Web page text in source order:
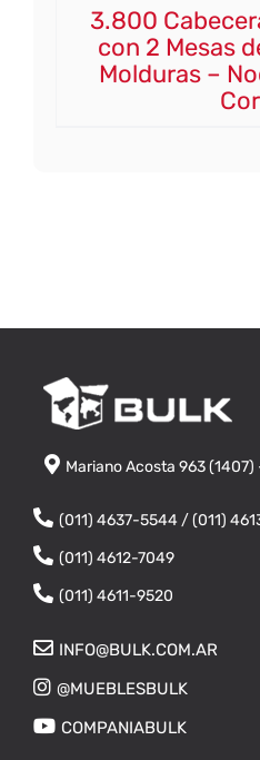
3.800
con 2 Mesas
Molduras –
Mariano Acosta 963 (1407)
(011) 4637-5544 / (011)
(011) 4612-7049
(011) 4611-9520
INFO@BULK.COM.AR
@MUEBLESBULK
COMPANIABULK